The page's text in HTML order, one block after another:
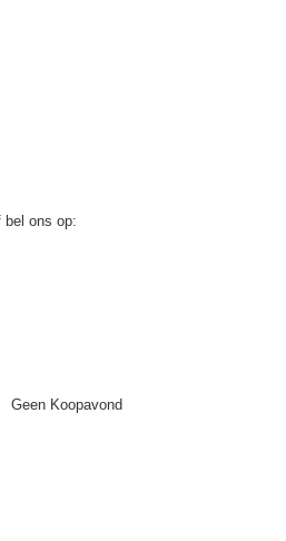
bel ons op:
Koopavond